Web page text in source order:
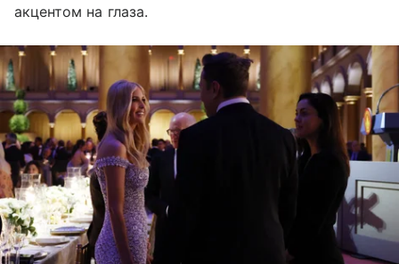
акцентом на глаза.